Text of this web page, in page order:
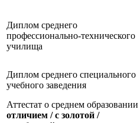
Диплом среднего
профессионально-технического
училища
Диплом среднего специального
учебного заведения
Аттестат о среднем образовании
отличием / с золотой /